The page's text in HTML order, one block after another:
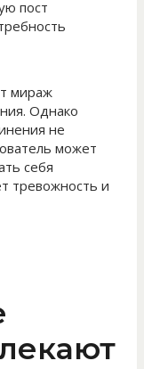
пост
мираж
Однако
не
может
себя
тревожность и